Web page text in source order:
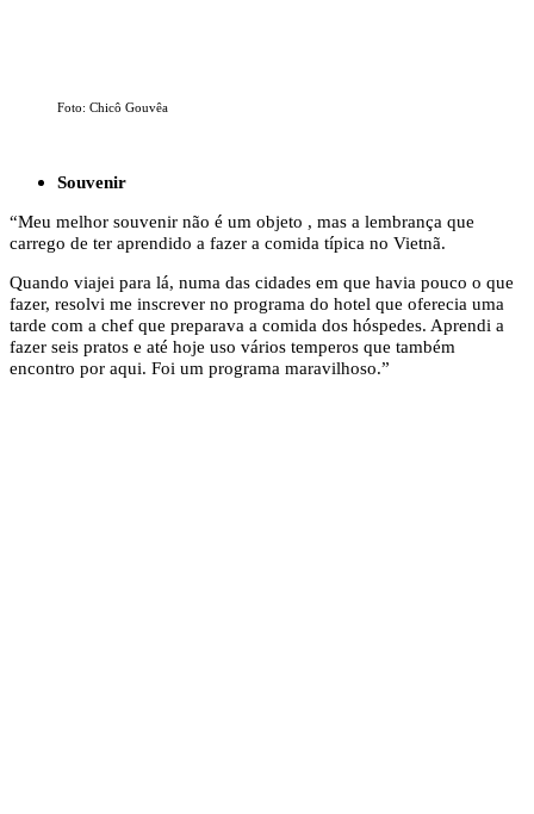
Foto: Chicô Gouvêa
Souvenir
“Meu melhor souvenir não é um objeto , mas a lembrança que
carrego de ter aprendido a fazer a comida típica no Vietnã.
Quando viajei para lá, numa das cidades em que havia pouco o que
fazer, resolvi me inscrever no programa do hotel que oferecia uma
tarde com a chef que preparava a comida dos hóspedes. Aprendi a
fazer seis pratos e até hoje uso vários temperos que também
encontro por aqui. Foi um programa maravilhoso.”